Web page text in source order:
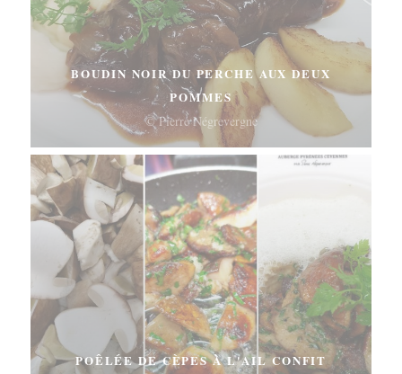
BOUDIN NOIR DU PERCHE AUX DEUX
POMMES
© Pierre Négrevergne
POÊLÉE DE CÈPES À L'AIL CONFIT